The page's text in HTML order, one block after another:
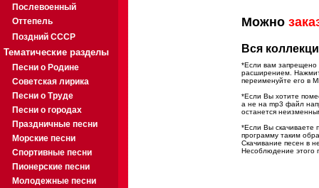
Послевоенный
Оттепель
Поздний СССР
Тематические разделы
Песни о Родине
Советская лирика
Песни о Труде
Песни о городах
Праздничные песни
Морские песни
Спортивные песни
Пионерские песни
Молодежные песни
Можно
Вся
*Если вам запрещено
расширением.
переименуйте его в
*Если Вы хотите
а не на mp3 файл
останется
*Если Вы скачиваете
программу таким
Скачивание песен в
Несоблюдение этого